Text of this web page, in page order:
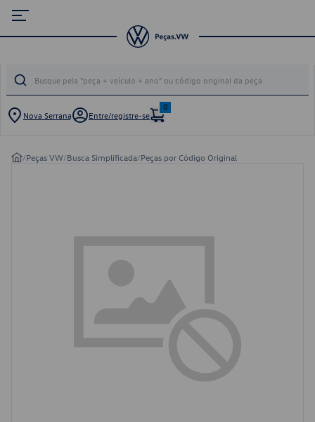
Nova Serrana Entre/registre-se
0
/Peças VW/Busca Simplificada/Peças por Código Original